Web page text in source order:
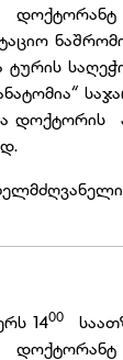
ტურის
დოქტორის
1400